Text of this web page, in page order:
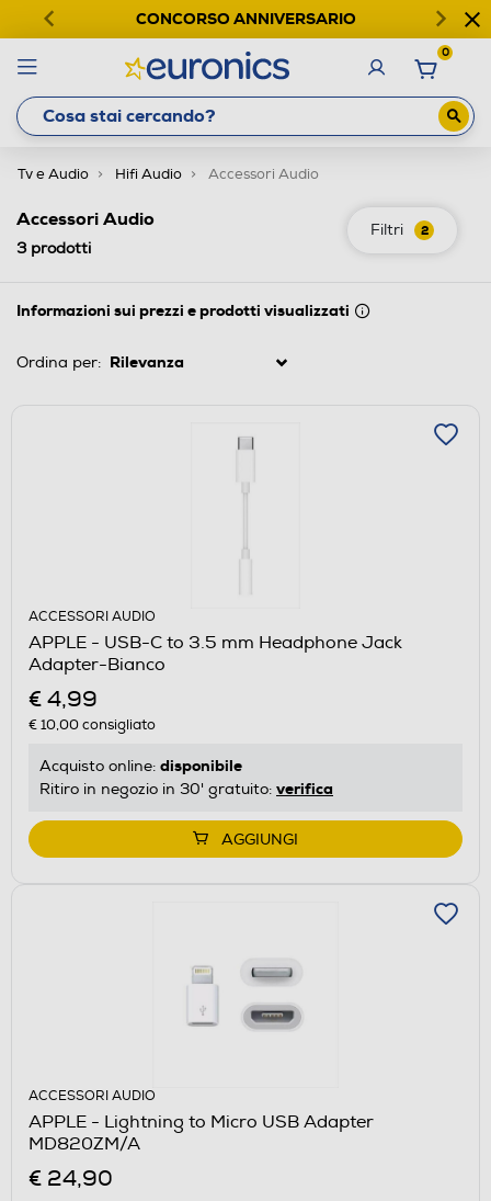
CONCORSO ANNIVERSARIO
0
Tv e Audio Hifi Audio Accessori Audio
Filtri 2
Accessori Audio
3prodotti
Informazioni sui prezzi e prodotti visualizzati
Ordina per:
ACCESSORI AUDIO
APPLE - USB-C to 3.5 mm Headphone Jack
Adapter-Bianco
€ 4,99
€ 10,00consigliato
Acquisto online: disponibile
Ritiro in negozio in 30' gratuito: verifica
AGGIUNGI
ACCESSORI AUDIO
APPLE - Lightning to Micro USB Adapter
MD820ZM/A
€ 24,90